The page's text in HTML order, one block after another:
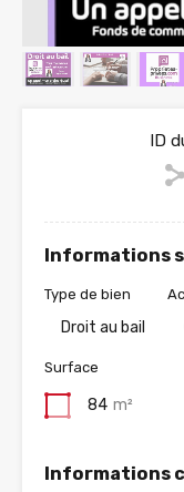
ID
Informations
Type de bien
Droit au bail
Surface
84 m²
Informations